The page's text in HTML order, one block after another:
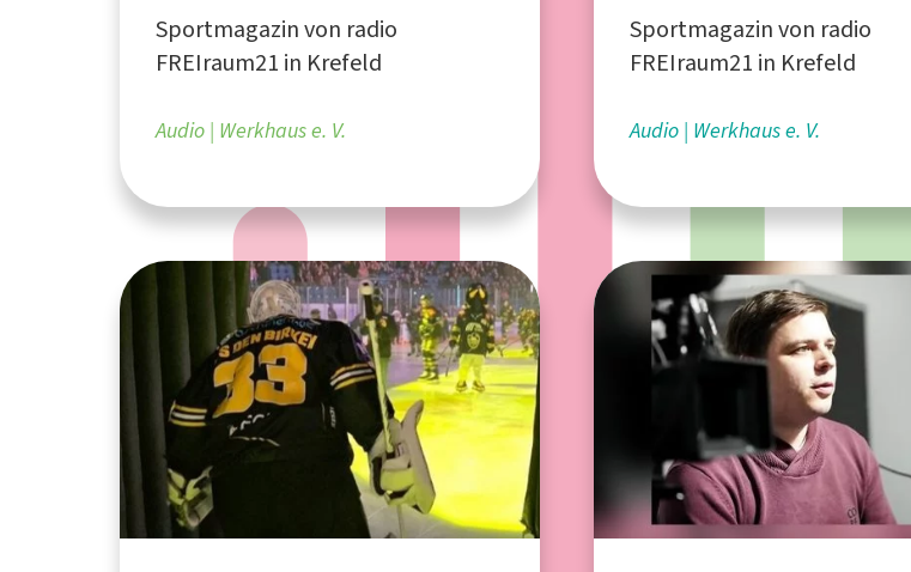
Sportmagazin von radio
FREIraum21 in Krefeld
Audio Werkhaus e. V.
Rudorisch im Interview,
"Kids Day" 2026
Sportmagazin von radio
FREIraum21 in Krefeld
Audio Werkhaus e. V.